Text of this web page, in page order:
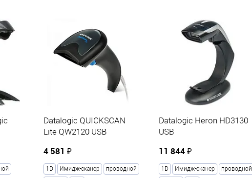
Datalogic QUICKSCAN
Lite QW2120 USB
4 581 ₽
1D Имидж-сканер
проводной
Datalogic Heron HD3130
USB
11 844 ₽
1D Имидж-сканер
проводной